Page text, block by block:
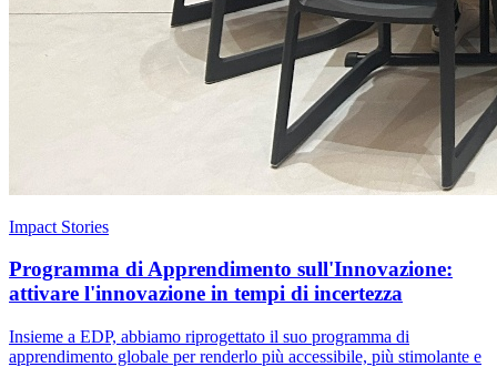
Impact Stories
Programma di Apprendimento sull'Innovazione:
attivare l'innovazione in tempi di incertezza
Insieme a EDP, abbiamo riprogettato il suo programma di
apprendimento globale per renderlo più accessibile, più stimolante e